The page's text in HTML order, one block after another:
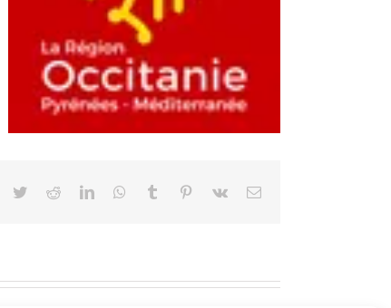
Facebook
TwitterReddit LinkedInWhatsApp
TumblrPinterest
Vk